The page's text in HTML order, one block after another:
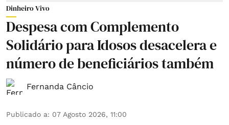
Dinheiro Vivo
Despesa com Complemento
Solidário para Idosos desacelera e
número de beneficiários também
Fernanda Câncio
Publicado a: 07 Agosto 2026, 11:00